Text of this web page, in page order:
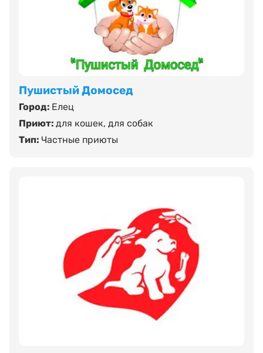
Пушистый Домосед
Город: Елец
Приют: для кошек, для собак
Тип: Частные приюты